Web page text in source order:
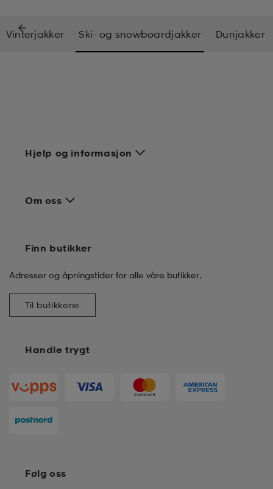
Vinterjakker Ski- og snowboardjakker Dunjakker
Hjelp og informasjon
Om oss
Handle trygt
Finn butikker
Adresser og åpningstider for alle våre butikker.
Til butikkene
Følg oss